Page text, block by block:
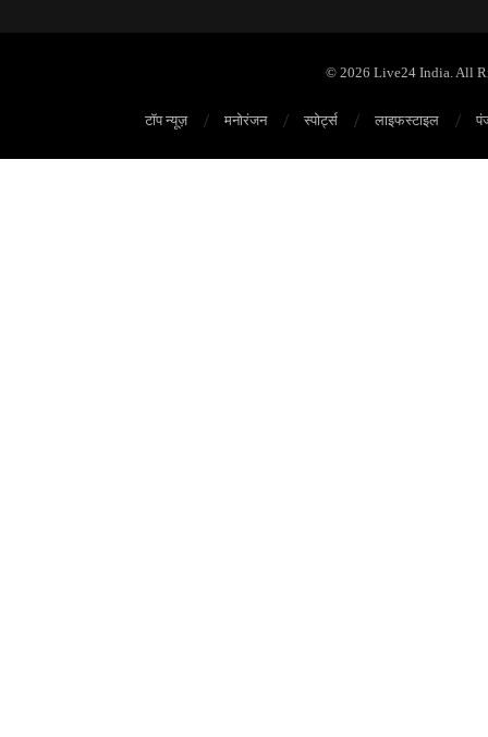
© 2026 Live24 India. All
टॉप न्यूज़ मनोरंजन स्पोर्ट्स लाइफस्टाइल